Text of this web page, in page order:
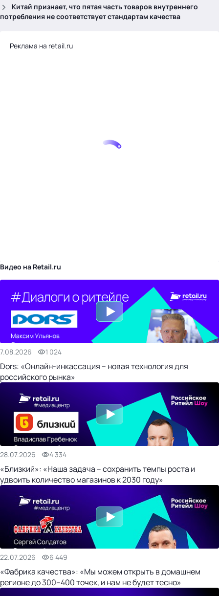
Китай признает, что пятая часть товаров внутреннего
потребления не соответствует стандартам качества
Реклама на retail.ru
Видео на Retail.ru
7.08.2026 1 024
Dors: «Онлайн-инкассация – новая технология для
российского рынка»
28.07.2026 4 334
«Близкий»: «Наша задача – сохранить темпы роста и
удвоить количество магазинов к 2030 году»
22.07.2026 6 449
«Фабрика качества»: «Мы можем открыть в домашнем
регионе до 300–400 точек, и нам не будет тесно»